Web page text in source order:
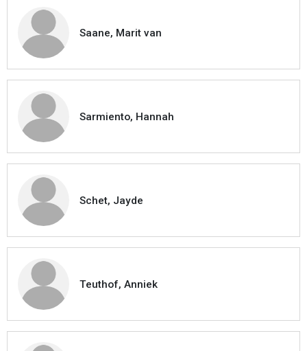
Saane, Marit van
Sarmiento, Hannah
Schet, Jayde
Teuthof, Anniek